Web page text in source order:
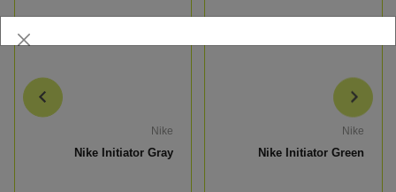
Nike
Nike Initiator Green
Nike
Nike Initiator Gray